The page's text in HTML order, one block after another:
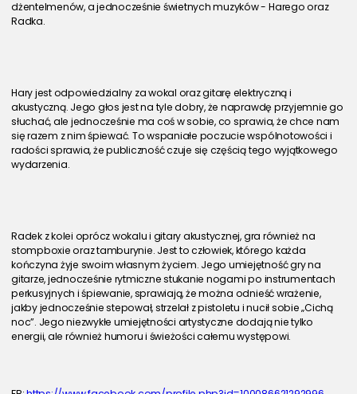
dżentelmenów, a jednocześnie świetnych muzyków - Harego oraz
Radka.
Hary jest odpowiedzialny za wokal oraz gitarę elektryczną i
akustyczną. Jego głos jest na tyle dobry, że naprawdę przyjemnie go
słuchać, ale jednocześnie ma coś w sobie, co sprawia, że chce nam
się razem z nim śpiewać. To wspaniałe poczucie wspólnotowości i
radości sprawia, że publiczność czuje się częścią tego wyjątkowego
wydarzenia.
Radek z kolei oprócz wokalu i gitary akustycznej, gra również na
stompboxie oraz tamburynie. Jest to człowiek, którego każda
kończyna żyje swoim własnym życiem. Jego umiejętność gry na
gitarze, jednocześnie rytmiczne stukanie nogami po instrumentach
perkusyjnych i śpiewanie, sprawiają, że można odnieść wrażenie,
jakby jednocześnie stepował, strzelał z pistoletu i nucił sobie „Cichą
noc”. Jego niezwykłe umiejętności artystyczne dodają nie tylko
energii, ale również humoru i świeżości całemu występowi.